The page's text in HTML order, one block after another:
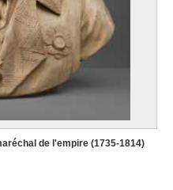
de l'empire (1735-1814)